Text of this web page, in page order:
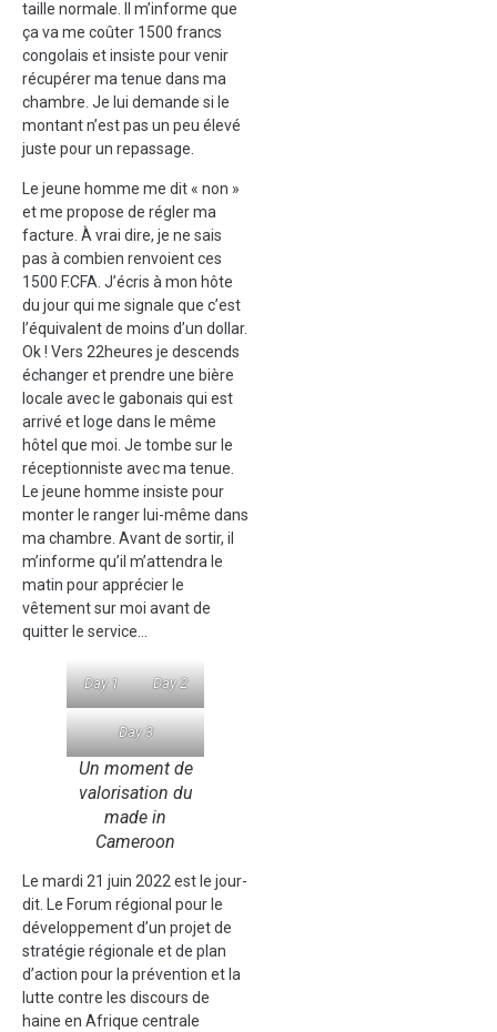
taille normale. Il m’informe que
ça va me coûter 1500 francs
congolais et insiste pour venir
récupérer ma tenue dans ma
chambre. Je lui demande si le
montant n’est pas un peu élevé
juste pour un repassage.
Le jeune homme me dit « non »
et me propose de régler ma
facture. À vrai dire, je ne sais
pas à combien renvoient ces
1500 F.CFA. J’écris à mon hôte
du jour qui me signale que c’est
l’équivalent de moins d’un dollar.
Ok ! Vers 22heures je descends
échanger et prendre une bière
locale avec le gabonais qui est
arrivé et loge dans le même
hôtel que moi. Je tombe sur le
réceptionniste avec ma tenue.
Le jeune homme insiste pour
monter le ranger lui-même dans
ma chambre. Avant de sortir, il
m’informe qu’il m’attendra le
matin pour apprécier le
vêtement sur moi avant de
quitter le service…
Day 1 Day 2
Day 3
Un moment de
valorisation du
made in
Cameroon
Le mardi 21 juin 2022 est le jour-
dit. Le Forum régional pour le
développement d’un projet de
stratégie régionale et de plan
d’action pour la prévention et la
lutte contre les discours de
haine en Afrique centrale